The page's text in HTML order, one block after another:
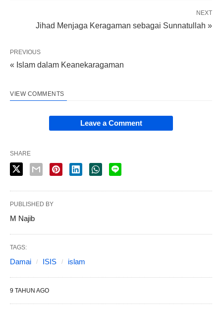
NEXT
Jihad Menjaga Keragaman sebagai Sunnatullah »
PREVIOUS
« Islam dalam Keanekaragaman
VIEW COMMENTS
Leave a Comment
SHARE
PUBLISHED BY
M Najib
TAGS:
Damai ISIS islam
9 TAHUN AGO